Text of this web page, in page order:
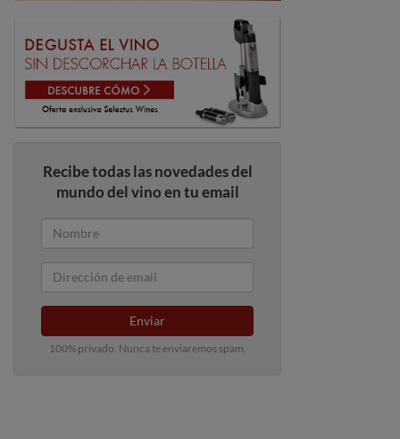
Recibe todas las novedades del
mundo del vino en tu email
Enviar
100% privado. Nunca te enviaremos spam.